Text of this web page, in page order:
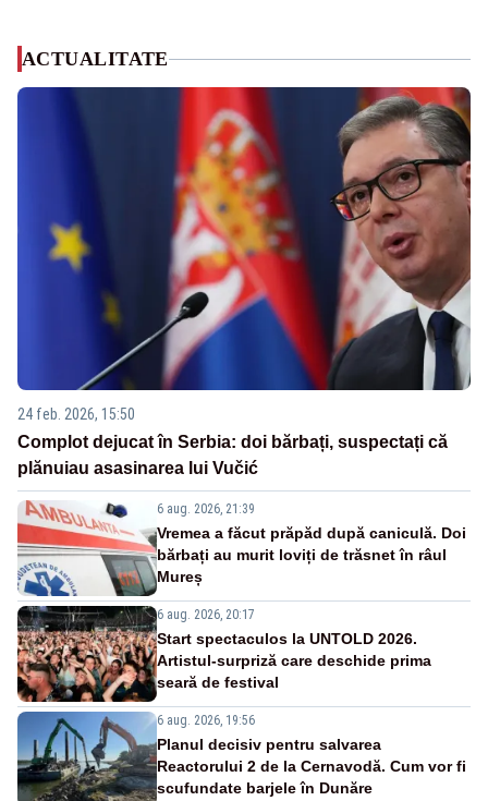
ACTUALITATE
24 feb. 2026, 15:50
Complot dejucat în Serbia: doi bărbați, suspectați că
plănuiau asasinarea lui Vučić
6 aug. 2026, 21:39
Vremea a făcut prăpăd după caniculă. Doi
bărbați au murit loviți de trăsnet în râul
Mureș
6 aug. 2026, 20:17
Start spectaculos la UNTOLD 2026.
Artistul-surpriză care deschide prima
seară de festival
6 aug. 2026, 19:56
Planul decisiv pentru salvarea
Reactorului 2 de la Cernavodă. Cum vor fi
scufundate barjele în Dunăre